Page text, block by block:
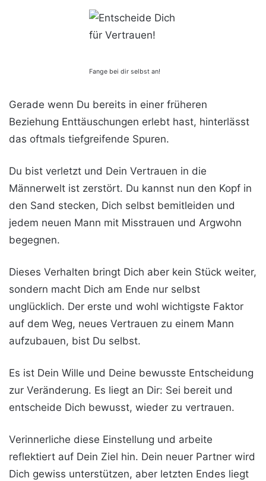
Fange bei dir selbst an!
Gerade wenn Du bereits in einer früheren
Beziehung Enttäuschungen erlebt hast, hinterlässt
das oftmals tiefgreifende Spuren.
Du bist verletzt und Dein Vertrauen in die
Männerwelt ist zerstört. Du kannst nun den Kopf in
den Sand stecken, Dich selbst bemitleiden und
jedem neuen Mann mit Misstrauen und Argwohn
begegnen.
Dieses Verhalten bringt Dich aber kein Stück weiter,
sondern macht Dich am Ende nur selbst
unglücklich. Der erste und wohl wichtigste Faktor
auf dem Weg, neues Vertrauen zu einem Mann
aufzubauen, bist Du selbst.
Es ist Dein Wille und Deine bewusste Entscheidung
zur Veränderung. Es liegt an Dir: Sei bereit und
entscheide Dich bewusst, wieder zu vertrauen.
Verinnerliche diese Einstellung und arbeite
reflektiert auf Dein Ziel hin. Dein neuer Partner wird
Dich gewiss unterstützen, aber letzten Endes liegt